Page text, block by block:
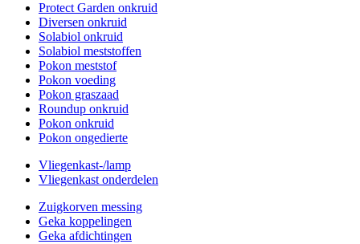
Protect Garden onkruid
Diversen onkruid
Solabiol onkruid
Solabiol meststoffen
Pokon meststof
Pokon voeding
Pokon graszaad
Roundup onkruid
Pokon onkruid
Pokon ongedierte
Vliegenkast-/lamp
Vliegenkast onderdelen
Zuigkorven messing
Geka koppelingen
Geka afdichtingen